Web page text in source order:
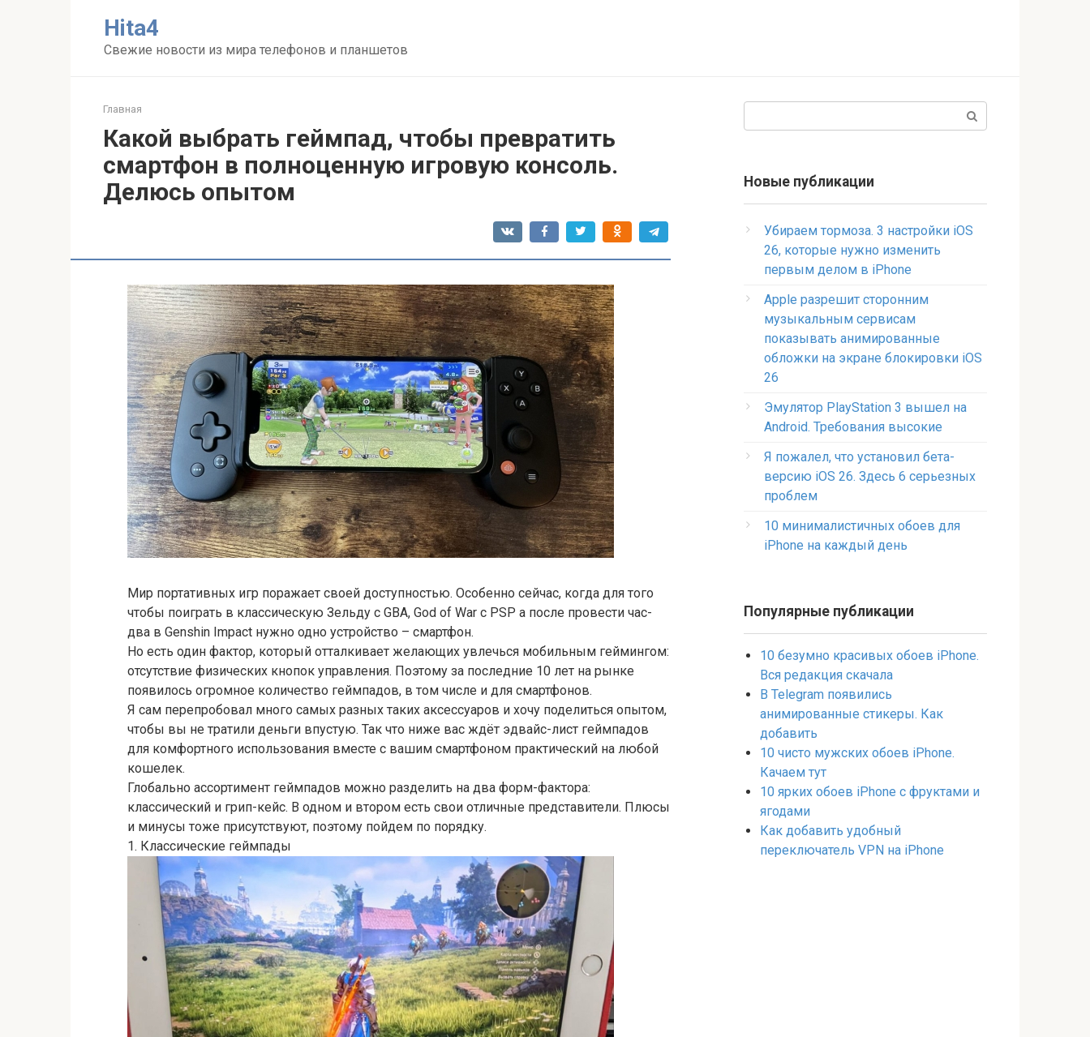
Нita4
Свежие новости из мира телефонов и планшетов
Главная
Какой выбрать геймпад, чтобы превратить
смартфон в полноценную игровую консоль.
Делюсь опытом
Мир портативных игр поражает своей доступностью. Особенно сейчас, когда для того
чтобы поиграть в классическую Зельду с GBA, God of War с PSP а после провести час-
два в Genshin Impact нужно одно устройство – смартфон.
Но есть один фактор, который отталкивает желающих увлечься мобильным геймингом:
отсутствие физических кнопок управления. Поэтому за последние 10 лет на рынке
появилось огромное количество геймпадов, в том числе и для смартфонов.
Я сам перепробовал много самых разных таких аксессуаров и хочу поделиться опытом,
чтобы вы не тратили деньги впустую. Так что ниже вас ждёт эдвайс-лист геймпадов
для комфортного использования вместе с вашим смартфоном практический на любой
кошелек.
Глобально ассортимент геймпадов можно разделить на два форм-фактора:
классический и грип-кейс. В одном и втором есть свои отличные представители. Плюсы
и минусы тоже присутствуют, поэтому пойдем по порядку.
1. Классические геймпады
Новые публикации
Убираем тормоза. 3 настройки iOS
26, которые нужно изменить
первым делом в iPhone
Apple разрешит сторонним
музыкальным сервисам
показывать анимированные
обложки на экране блокировки iOS
26
Эмулятор PlayStation 3 вышел на
Android. Требования высокие
Я пожалел, что установил бета-
версию iOS 26. Здесь 6 серьезных
проблем
10 минималистичных обоев для
iPhone на каждый день
Популярные публикации
10 безумно красивых обоев iPhone.
Вся редакция скачала
В Telegram появились
анимированные стикеры. Как
добавить
10 чисто мужских обоев iPhone.
Качаем тут
10 ярких обоев iPhone с фруктами и
ягодами
Как добавить удобный
переключатель VPN на iPhone